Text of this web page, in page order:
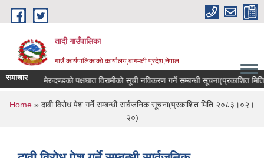
Skip to main content
तादी गाउँपालिका
गाउँ कार्यपालिकाको कार्यालय,बागमती प्रदेश,नेपाल
समाचाररोगी र मेरुदण्डको पक्षघात विरामीको सूची नविकरण गर्ने सम्बन्धी सूचना(प्रकाशित
You are here
Home » दावी विरोध पेश गर्ने सम्बन्धी सार्वजनिक सूचना(प्रकाशित मिति २०८३।०२।
२०)